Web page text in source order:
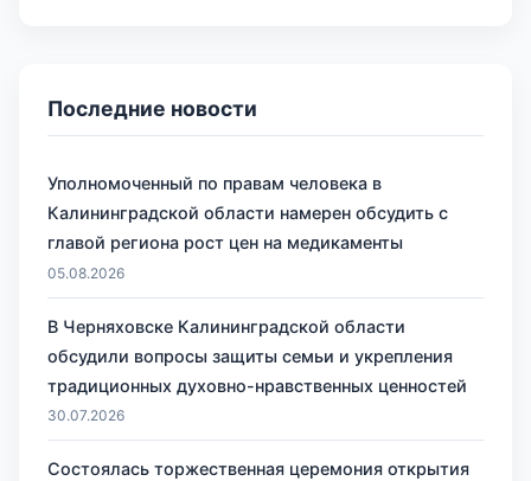
Последние новости
Уполномоченный по правам человека в
Калининградской области намерен обсудить с
главой региона рост цен на медикаменты
05.08.2026
В Черняховске Калининградской области
обсудили вопросы защиты семьи и укрепления
традиционных духовно-нравственных ценностей
30.07.2026
Состоялась торжественная церемония открытия